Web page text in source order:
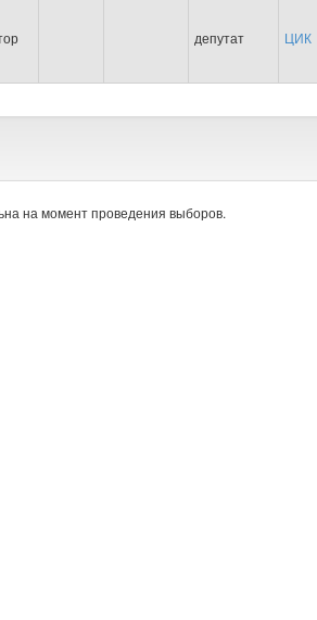
депутат ЦИК
на момент проведения выборов.